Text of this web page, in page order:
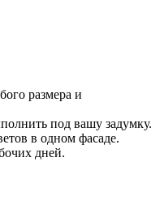
размера и
под вашу задумку.
в одном фасаде.
дней.